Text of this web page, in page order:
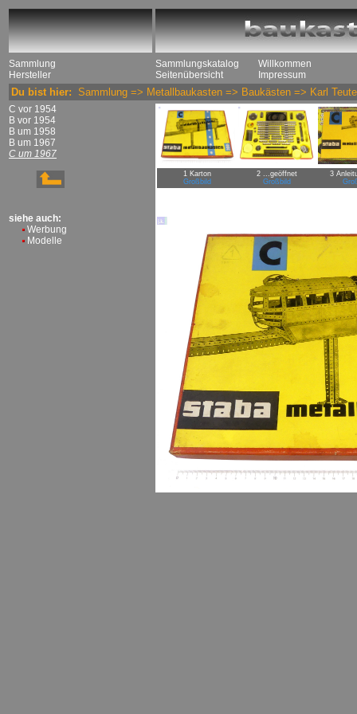
Sammlung
Hersteller
Sammlungskatalog
Seitenübersicht
Willkommen
Impressum
Du bist hier: Sammlung => Metallbaukasten => Baukästen => Karl
C vor 1954
B vor 1954
B um 1958
B um 1967
C um 1967
siehe auch:
Werbung
Modelle
1 Karton
Großbild
2 ...geöffnet
Großbild
3